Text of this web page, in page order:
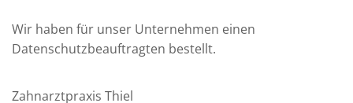
Wir haben für unser Unternehmen einen
Datenschutzbeauftragten bestellt.
Zahnarztpraxis Thiel